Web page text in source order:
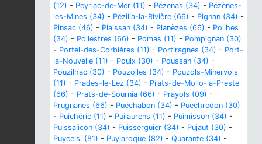
(12) - Peyriac-de-Mer (11) - Pézenas (34) - Pézènes-
les-Mines (34) - Pézilla-la-Rivière (66) - Pignan (34) -
Pinsac (46) - Plaissan (34) - Planèzes (66) - Poilhes
(34) - Pollestres (66) - Pomas (11) - Pompignan (30)
- Portel-des-Corbières (11) - Portiragnes (34) - Port-
la-Nouvelle (11) - Poulx (30) - Poussan (34) -
Pouzilhac (30) - Pouzolles (34) - Pouzols-Minervois
(11) - Prades-le-Lez (34) - Prats-de-Mollo-la-Preste
(66) - Prats-de-Sournia (66) - Prayols (09) -
Prugnanes (66) - Puéchabon (34) - Puechredon (30)
- Puichéric (11) - Puilaurens (11) - Puimisson (34) -
Puissalicon (34) - Puisserguier (34) - Pujaut (30) -
Puycelsi (81) - Puylaroque (82) - Quarante (34) -